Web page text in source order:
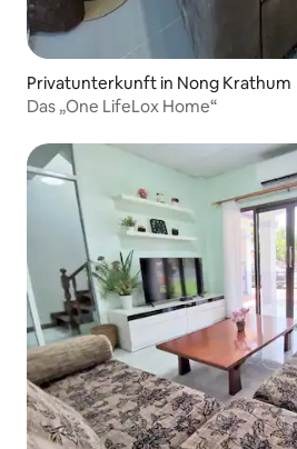
Privatunterkunft in Nong Krathum
Das „One LifeLox Home“